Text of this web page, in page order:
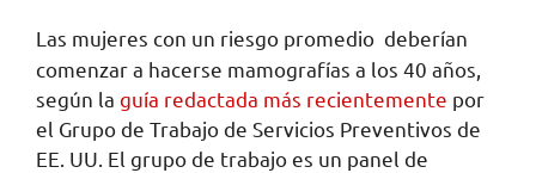
Las mujeres con un riesgo promedio deberían
comenzar a hacerse mamografías a los 40 años,
según la guía redactada más recientemente por
el Grupo de Trabajo de Servicios Preventivos de
EE. UU. El grupo de trabajo es un panel de